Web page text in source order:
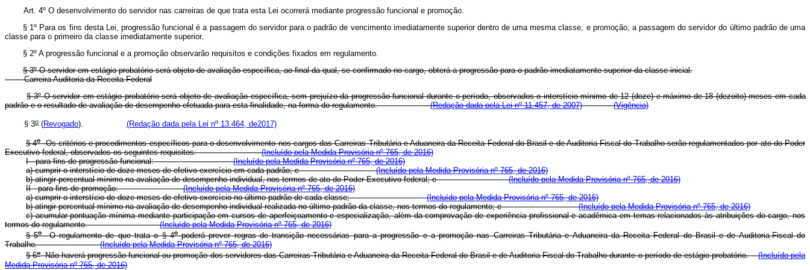
Art. 4º O desenvolvimento do servidor nas carreiras de que trata esta Lei ocorrerá mediante progressão funcional e promoção.
§ 1º Para os fins desta Lei, progressão funcional é a passagem do servidor para o padrão de vencimento imediatamente superior dentro de uma mesma classe, e promoção, a passagem do servidor do último padrão de uma
classe para o primeiro da classe imediatamente superior.
§ 2º A progressão funcional e a promoção observarão requisitos e condições fixados em regulamento.
§ 3º O servidor em estágio probatório será objeto de avaliação específica, ao final da qual, se confirmado no cargo, obterá a progressão para o padrão imediatamente superior da classe inicial.
Carreira Auditoria da Receita Federal
§ 3º O servidor em estágio probatório será objeto de avaliação específica, sem prejuízo da progressão funcional durante o período, observados o interstício mínimo de 12 (doze) e máximo de 18 (dezoito) meses em cada
padrão e o resultado de avaliação de desempenho efetuada para esta finalidade, na forma do regulamento.(Redação dada pela Lei nº 11.457, de 2007) (Vigência)
§ 3o (Revogado). (Redação dada pela Lei nº 13.464, de2017)
§ 4oOs critérios e procedimentos específicos para o desenvolvimento nos cargos das Carreiras Tributária e Aduaneira da Receita Federal do Brasil e de Auditoria Fiscal do Trabalho serão regulamentados por ato do Poder
Executivo federal, observados os seguintes requisitos:(Incluído pela Medida Provisória nº 765, de 2016)
I - para fins de progressão funcional:(Incluído pela Medida Provisória nº 765, de 2016)
a) cumprir o interstício de doze meses de efetivo exercício em cada padrão; e(Incluído pela Medida Provisória nº 765, de 2016)
b) atingir percentual mínimo na avaliação de desempenho individual, nos termos de ato do Poder Executivo federal; e(Incluído pela Medida Provisória nº 765, de 2016)
II - para fins de promoção:(Incluído pela Medida Provisória nº 765, de 2016)
a) cumprir o interstício de doze meses de efetivo exercício no último padrão de cada classe;(Incluído pela Medida Provisória nº 765, de 2016)
b) atingir percentual mínimo na avaliação de desempenho individual realizada no último padrão da classe, nos termos do regulamento; e(Incluído pela Medida Provisória nº 765, de 2016)
c) acumular pontuação mínima mediante participação em cursos de aperfeiçoamento e especialização, além da comprovação de experiência profissional e acadêmica em temas relacionados às atribuições do cargo, nos
termos do regulamento.
(Incluído pela Medida Provisória nº 765, de 2016)
§ 5oO regulamento de que trata o § 4opoderá prever regras de transição necessárias para a progressão e a promoção nas Carreiras Tributária e Aduaneira da Receita Federal do Brasil e de Auditoria-Fiscal do
Trabalho.(Incluído pela Medida Provisória nº 765, de 2016)
§ 6oNão haverá progressão funcional ou promoção dos servidores das Carreiras Tributária e Aduaneira da Receita Federal do Brasil e de Auditoria-Fiscal do Trabalho durante o período de estágio probatório.
(Incluído pela
Medida Provisória nº 765, de 2016)